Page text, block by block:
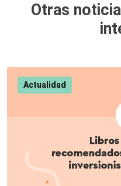
Otras
Actualidad